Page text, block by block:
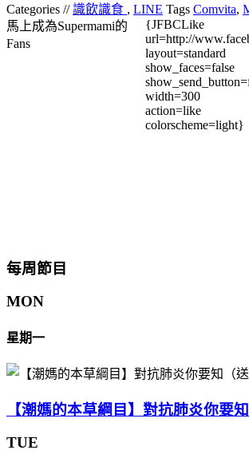
Categories //識飲識食 , LINE Tags Comvita,
馬上成為Supermami的
Fans
{JFBCLike
url=http://
layout=standard
show_faces=false
width=300
action=like
colorscheme=light}
每周節目
MON
星期一
【潮媽的本草綱目】對抗肺炎你要
TUE